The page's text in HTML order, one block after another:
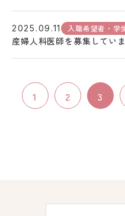
2025.09.11 入職希望者・学
産婦人科医師を募集してい
1 2 3